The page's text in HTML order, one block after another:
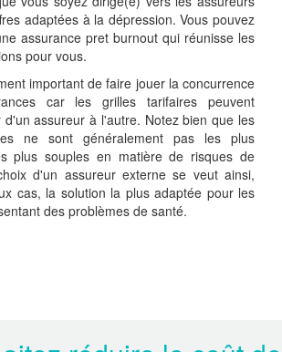
adaptées à la dépression. Vous pouvez
assurance pret burnout qui réunisse les
pour vous.
important de faire jouer la concurrence
car les grilles tarifaires peuvent
d'un assureur à l'autre. Notez bien que les
ne sont généralement pas les plus
plus souples en matière de risques de
d'un assureur externe se veut ainsi,
cas, la solution la plus adaptée pour les
des problèmes de santé.